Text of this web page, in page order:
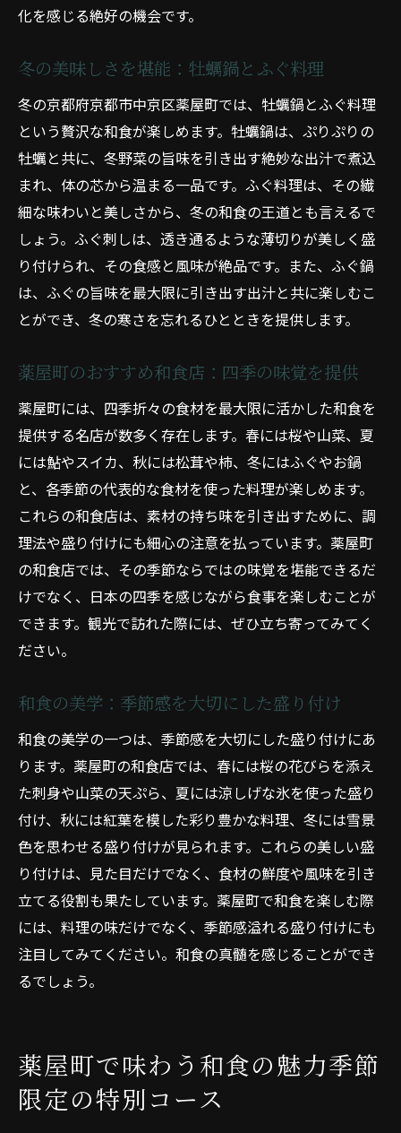
化を感じる絶好の機会です。
冬の美味しさを堪能：牡蠣鍋とふぐ料理
冬の京都府京都市中京区薬屋町では、牡蠣鍋とふぐ料理
という贅沢な和食が楽しめます。牡蠣鍋は、ぷりぷりの
牡蠣と共に、冬野菜の旨味を引き出す絶妙な出汁で煮込
まれ、体の芯から温まる一品です。ふぐ料理は、その繊
細な味わいと美しさから、冬の和食の王道とも言えるで
しょう。ふぐ刺しは、透き通るような薄切りが美しく盛
り付けられ、その食感と風味が絶品です。また、ふぐ鍋
は、ふぐの旨味を最大限に引き出す出汁と共に楽しむこ
とができ、冬の寒さを忘れるひとときを提供します。
薬屋町のおすすめ和食店：四季の味覚を提供
薬屋町には、四季折々の食材を最大限に活かした和食を
提供する名店が数多く存在します。春には桜や山菜、夏
には鮎やスイカ、秋には松茸や柿、冬にはふぐやお鍋
と、各季節の代表的な食材を使った料理が楽しめます。
これらの和食店は、素材の持ち味を引き出すために、調
理法や盛り付けにも細心の注意を払っています。薬屋町
の和食店では、その季節ならではの味覚を堪能できるだ
けでなく、日本の四季を感じながら食事を楽しむことが
できます。観光で訪れた際には、ぜひ立ち寄ってみてく
ださい。
和食の美学：季節感を大切にした盛り付け
和食の美学の一つは、季節感を大切にした盛り付けにあ
ります。薬屋町の和食店では、春には桜の花びらを添え
た刺身や山菜の天ぷら、夏には涼しげな氷を使った盛り
付け、秋には紅葉を模した彩り豊かな料理、冬には雪景
色を思わせる盛り付けが見られます。これらの美しい盛
り付けは、見た目だけでなく、食材の鮮度や風味を引き
立てる役割も果たしています。薬屋町で和食を楽しむ際
には、料理の味だけでなく、季節感溢れる盛り付けにも
注目してみてください。和食の真髄を感じることができ
るでしょう。
薬屋町で味わう和食の魅力季節
限定の特別コース